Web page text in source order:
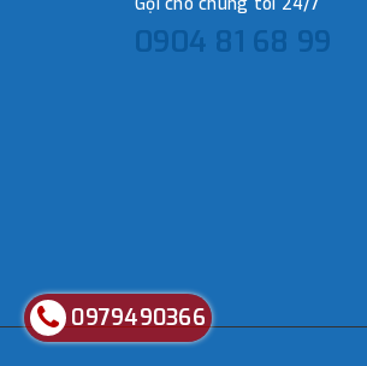
Gọi cho chúng tôi 24/7
0904 81 68 99
0979490366